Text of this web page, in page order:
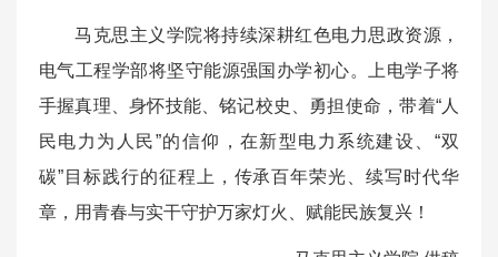
马克思主义学院将持续深耕红色电力思政资源，
电气工程学部将坚守能源强国办学初心。上电学子将
手握真理、身怀技能、铭记校史、勇担使命，带着“人
民电力为人民”的信仰，在新型电力系统建设、“双
碳”目标践行的征程上，传承百年荣光、续写时代华
章，用青春与实干守护万家灯火、赋能民族复兴！